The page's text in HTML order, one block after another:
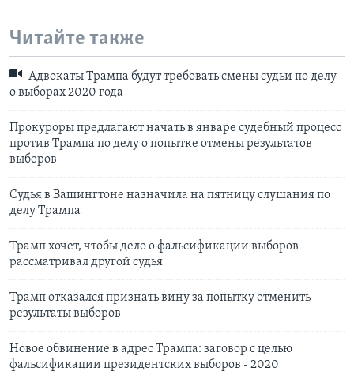
Читайте также
Адвокаты Трампа будут требовать смены судьи по делу
о выборах 2020 года
Прокуроры предлагают начать в январе судебный процесс
против Трампа по делу о попытке отмены результатов
выборов
Судья в Вашингтоне назначила на пятницу слушания по
делу Трампа
Трамп хочет, чтобы дело о фальсификации выборов
рассматривал другой судья
Трамп отказался признать вину за попытку отменить
результаты выборов
Новое обвинение в адрес Трампа: заговор с целью
фальсификации президентских выборов - 2020